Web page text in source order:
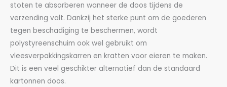
stoten te absorberen wanneer de doos tijdens de
verzending valt. Dankzij het sterke punt om de goederen
tegen beschadiging te beschermen, wordt
polystyreenschuim ook wel gebruikt om
vleesverpakkingskarren en kratten voor eieren te maken.
Dit is een veel geschikter alternatief dan de standaard
kartonnen doos.